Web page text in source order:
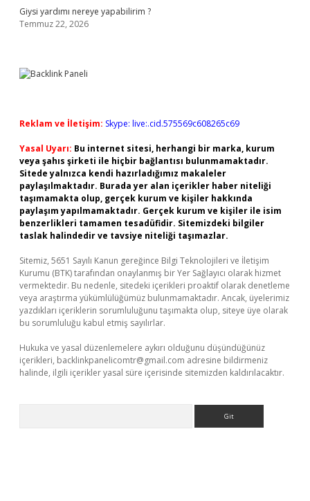
Giysi yardımı nereye yapabilirim ?
Temmuz 22, 2026
Reklam ve İletişim: Skype: live:.cid.575569c608265c69
Yasal Uyarı: Bu internet sitesi, herhangi bir marka, kurum
veya şahıs şirketi ile hiçbir bağlantısı bulunmamaktadır.
Sitede yalnızca kendi hazırladığımız makaleler
paylaşılmaktadır. Burada yer alan içerikler haber niteliği
taşımamakta olup, gerçek kurum ve kişiler hakkında
paylaşım yapılmamaktadır. Gerçek kurum ve kişiler ile isim
benzerlikleri tamamen tesadüfidir. Sitemizdeki bilgiler
taslak halindedir ve tavsiye niteliği taşımazlar.
Sitemiz, 5651 Sayılı Kanun gereğince Bilgi Teknolojileri ve İletişim
Kurumu (BTK) tarafından onaylanmış bir Yer Sağlayıcı olarak hizmet
vermektedir. Bu nedenle, sitedeki içerikleri proaktif olarak denetleme
veya araştırma yükümlülüğümüz bulunmamaktadır. Ancak, üyelerimiz
yazdıkları içeriklerin sorumluluğunu taşımakta olup, siteye üye olarak
bu sorumluluğu kabul etmiş sayılırlar.
Hukuka ve yasal düzenlemelere aykırı olduğunu düşündüğünüz
içerikleri, backlinkpanelicomtr@gmail.com adresine bildirmeniz
halinde, ilgili içerikler yasal süre içerisinde sitemizden kaldırılacaktır.